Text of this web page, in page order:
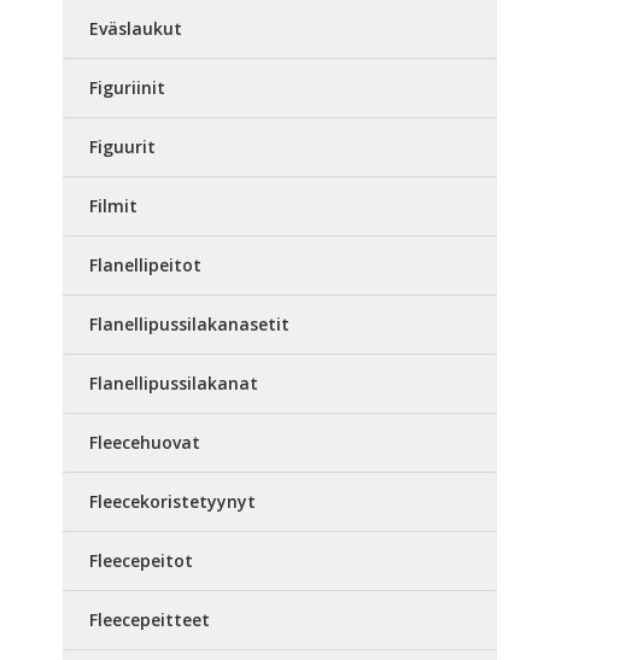
Eväslaukut
Figuriinit
Figuurit
Filmit
Flanellipeitot
Flanellipussilakanasetit
Flanellipussilakanat
Fleecehuovat
Fleecekoristetyynyt
Fleecepeitot
Fleecepeitteet